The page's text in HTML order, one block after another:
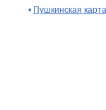
• Пушкинская карта